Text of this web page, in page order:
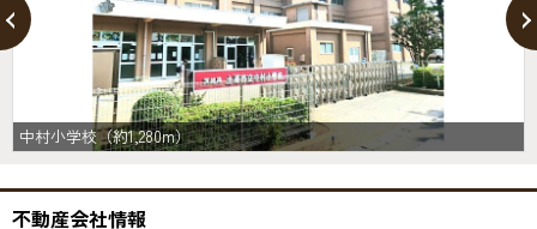
中村小学校（約1,280m）
不動産会社情報